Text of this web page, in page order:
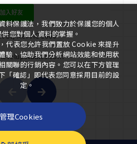
Mel VIC 3000
料保護法，我們致力於保護您的個人
您對個人資料的掌握。
代表您允許我們置放 Cookie 來提升
驗、協助我們分析網站效能和使用狀
關聯的行銷內容。您可以在下方管理
「確認」即代表您同意採用目前的設
定。
管理Cookies